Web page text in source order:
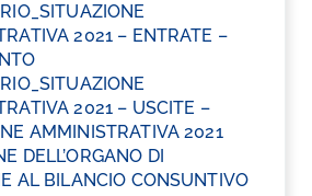
2021 – ENTRATE –
2021 – USCITE –
AMMINISTRATIVA 2021
DELL’ORGANO DI
AL BILANCIO CONSUNTIVO